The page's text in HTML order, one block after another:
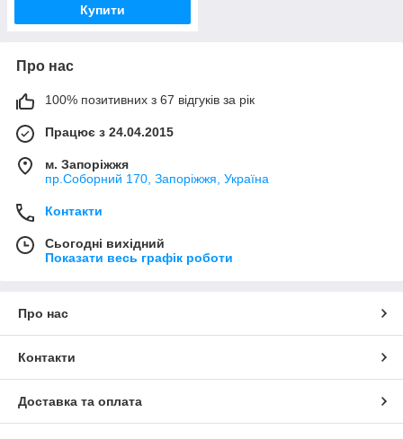
Купити
Про нас
100% позитивних з 67 відгуків за рік
Працює з 24.04.2015
м. Запоріжжя
пр.Соборний 170, Запоріжжя, Україна
Контакти
Сьогодні вихідний
Показати весь графік роботи
Про нас
Контакти
Доставка та оплата